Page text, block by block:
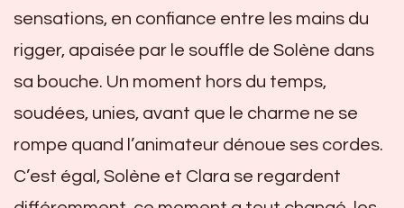
sensations, en confiance entre les mains du
rigger, apaisée par le souffle de Solène dans
sa bouche. Un moment hors du temps,
soudées, unies, avant que le charme ne se
rompe quand l’animateur dénoue ses cordes.
C’est égal, Solène et Clara se regardent